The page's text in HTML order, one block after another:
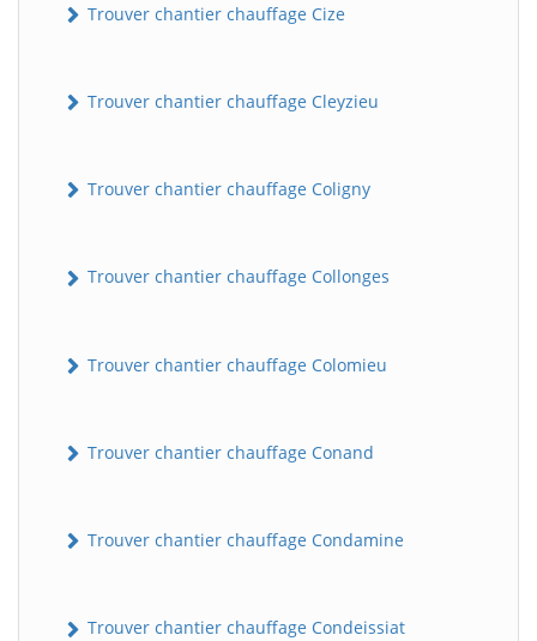
Trouver chantier chauffage Cize
Trouver chantier chauffage Cleyzieu
Trouver chantier chauffage Coligny
Trouver chantier chauffage Collonges
Trouver chantier chauffage Colomieu
Trouver chantier chauffage Conand
Trouver chantier chauffage Condamine
Trouver chantier chauffage Condeissiat